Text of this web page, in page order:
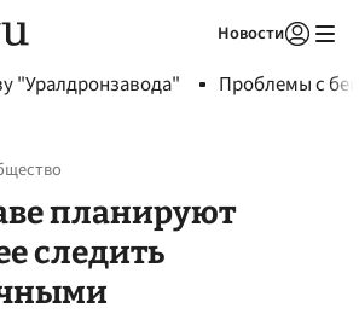
Новости
"Уралдронзавода" Проблемы с
планируют
следить